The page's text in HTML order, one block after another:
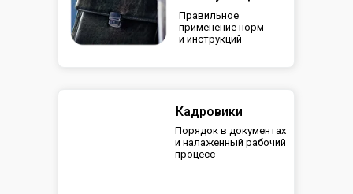
Правильное
применение норм
и инструкций
Кадровики
Порядок в документах
и налаженный рабочий
процесс